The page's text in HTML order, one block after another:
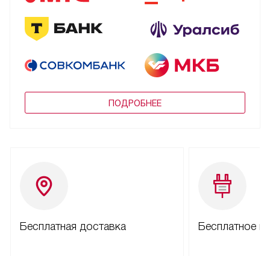
ПОДРОБНЕЕ
Бесплатная доставка Бесплатное